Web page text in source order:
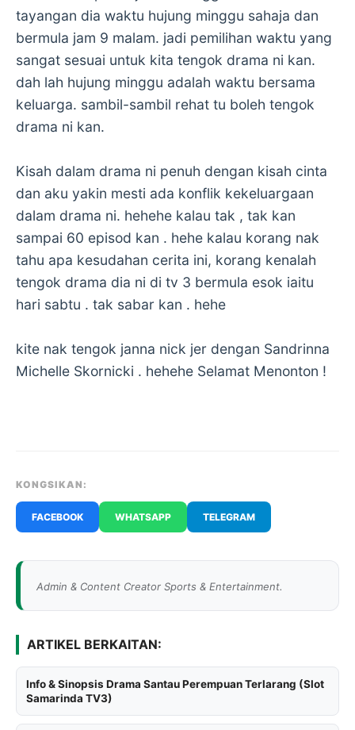
tayangan dia waktu hujung minggu sahaja dan
bermula jam 9 malam. jadi pemilihan waktu yang
sangat sesuai untuk kita tengok drama ni kan.
dah lah hujung minggu adalah waktu bersama
keluarga. sambil-sambil rehat tu boleh tengok
drama ni kan.
Kisah dalam drama ni penuh dengan kisah cinta
dan aku yakin mesti ada konflik kekeluargaan
dalam drama ni. hehehe kalau tak , tak kan
sampai 60 episod kan . hehe kalau korang nak
tahu apa kesudahan cerita ini, korang kenalah
tengok drama dia ni di tv 3 bermula esok iaitu
hari sabtu . tak sabar kan . hehe
kite nak tengok janna nick jer dengan Sandrinna
Michelle Skornicki . hehehe Selamat Menonton !
KONGSIKAN:
FACEBOOK WHATSAPP TELEGRAM
Admin & Content Creator Sports & Entertainment.
ARTIKEL BERKAITAN:
Info & Sinopsis Drama Santau Perempuan Terlarang (Slot
Samarinda TV3)